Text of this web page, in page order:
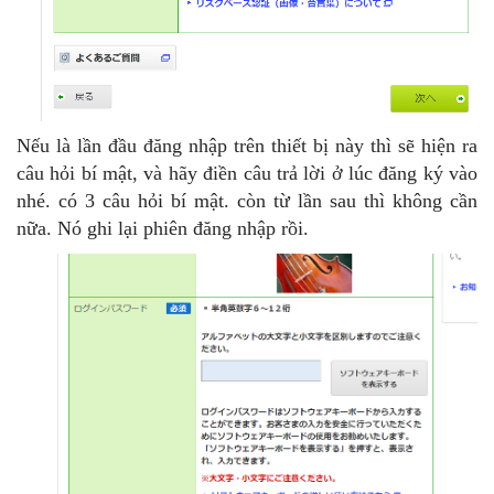
Nếu là lần đầu đăng nhập trên thiết bị này thì sẽ hiện ra
câu hỏi bí mật, và hãy điền câu trả lời ở lúc đăng ký vào
nhé. có 3 câu hỏi bí mật. còn từ lần sau thì không cần
nữa. Nó ghi lại phiên đăng nhập rồi.